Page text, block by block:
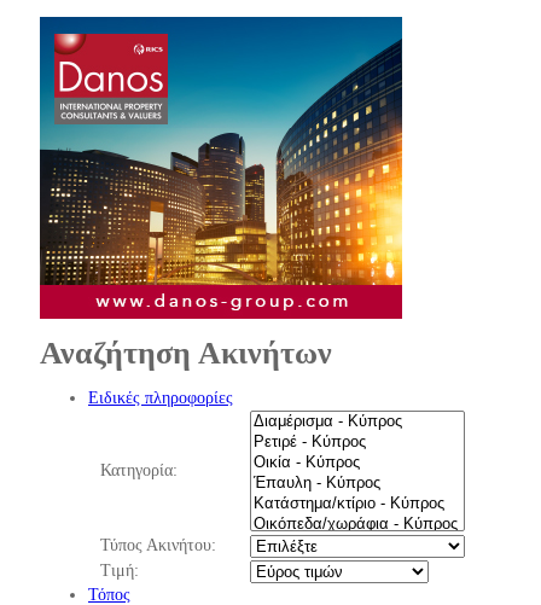
Αναζήτηση Ακινήτων
Ειδικές πληροφορίες
Κατηγορία:
Τύπος Ακινήτου:
Τιμή:
Τόπος